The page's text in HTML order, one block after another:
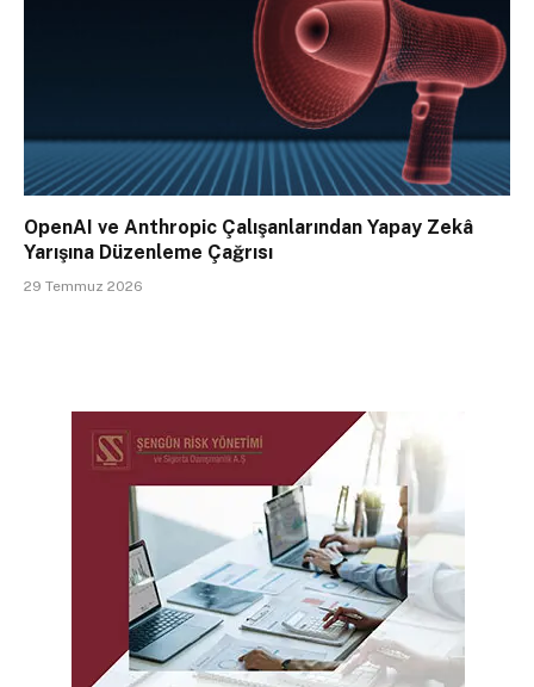
OpenAI ve Anthropic Çalışanlarından Yapay Zekâ
Yarışına Düzenleme Çağrısı
29 Temmuz 2026